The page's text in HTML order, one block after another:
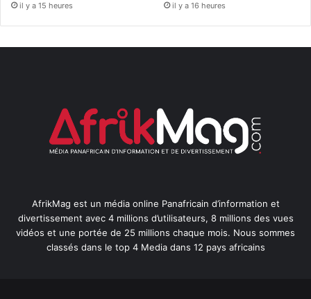
il y a 15 heures il y a 16 heures
AfrikMag est un média online Panafricain d’information et
divertissement avec 4 millions d’utilisateurs, 8 millions des vues
vidéos et une portée de 25 millions chaque mois. Nous sommes
classés dans le top 4 Media dans 12 pays africains